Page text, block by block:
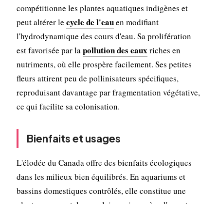
compétitionne les plantes aquatiques indigènes et
peut altérer le cycle de l'eauen modifiant
l'hydrodynamique des cours d'eau. Sa prolifération
est favorisée par lapollution des eauxriches en
nutriments, où elle prospère facilement. Ses petites
fleurs attirent peu de pollinisateurs spécifiques,
reproduisant davantage par fragmentation végétative,
ce qui facilite sa colonisation.
Bienfaits et usages
L'élodée du Canada offre des bienfaits écologiques
dans les milieux bien équilibrés. En aquariums et
bassins domestiques contrôlés, elle constitue une